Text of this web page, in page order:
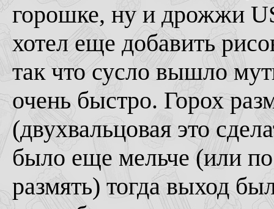
горошке, ну и дрожжи
хотел еще добавить
так что сусло вышло
очень быстро. Горох
(двухвальцовая это
было еще мельче (или
размять) тогда выход